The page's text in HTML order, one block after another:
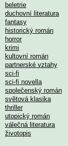
beletrie
duchovní literatura
fantasy
historický román
horror
krimi
kultovní román
partnerské vztahy
sci-fi
sci-fi novella
společenský román
světová klasika
thriller
utopický román
válečná literatura
životopis